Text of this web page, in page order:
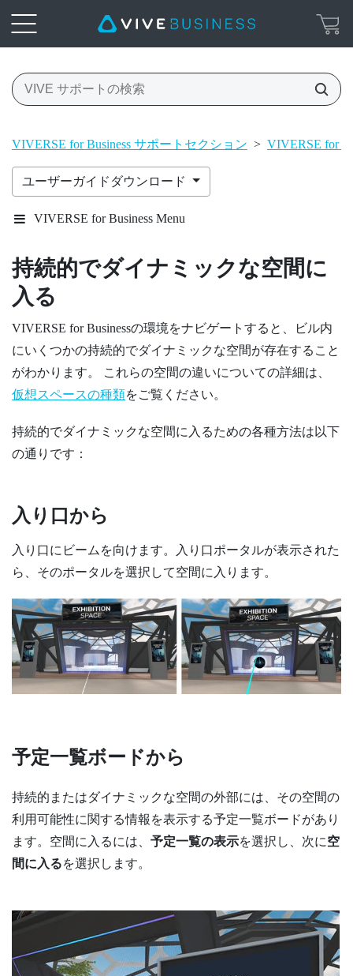
VIVERSE for Business サポートセクション > VIVERSE for
ユーザーガイドダウンロード
VIVERSE for Business Menu
持続的でダイナミックな空間に
入る
VIVERSE for Businessの環境をナビゲートすると、ビル内
にいくつかの持続的でダイナミックな空間が存在すること
がわかります。 これらの空間の違いについての詳細は、
仮想スペースの種類をご覧ください。
持続的でダイナミックな空間に入るための各種方法は以下
の通りです：
入り口から
入り口にビームを向けます。入り口ポータルが表示された
ら、そのポータルを選択して空間に入ります。
予定一覧ボードから
持続的またはダイナミックな空間の外部には、その空間の
利用可能性に関する情報を表示する予定一覧ボードがあり
ます。空間に入るには、 予定一覧の表示を選択し、次に空
間に入るを選択します。